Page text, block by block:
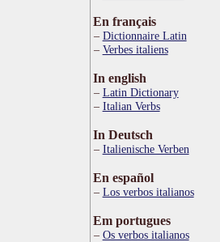
En français
Dictionnaire Latin
Verbes italiens
In english
Latin Dictionary
Italian Verbs
In Deutsch
Italienische Verben
En español
Los verbos italianos
Em portugues
Os verbos italianos